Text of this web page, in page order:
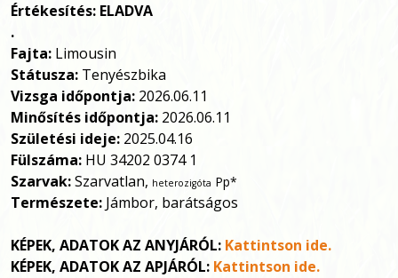
Értékesítés: ELADVA
.
Fajta: Limousin
Státusza: Tenyészbika
Vizsga időpontja: 2026.06.11
Minősítés időpontja: 2026.06.11
Születési ideje: 2025.04.16
Fülszáma: HU 34202 0374 1
Szarvak:Szarvatlan, heterozigóta Pp*
Természete: Jámbor, barátságos
KÉPEK, ADATOK AZ ANYJÁRÓL: Kattintson ide.
KÉPEK, ADATOK AZ APJÁRÓL: Kattintson ide.